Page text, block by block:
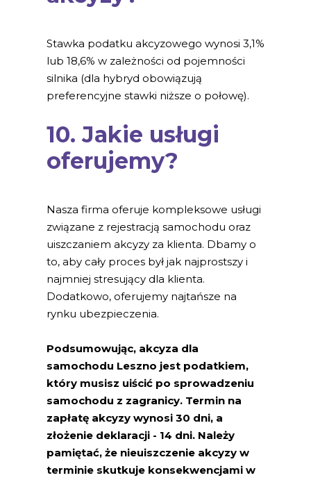
Stawka podatku akcyzowego wynosi 3,1%
lub 18,6% w zależności od pojemności
silnika (dla hybryd obowiązują
preferencyjne stawki niższe o połowę).
10. Jakie usługi
oferujemy?
Nasza firma oferuje kompleksowe usługi
związane z rejestracją samochodu oraz
uiszczaniem akcyzy za klienta. Dbamy o
to, aby cały proces był jak najprostszy i
najmniej stresujący dla klienta.
Dodatkowo, oferujemy najtańsze na
rynku ubezpieczenia.
Podsumowując, akcyza dla
samochodu Leszno jest podatkiem,
który musisz uiścić po sprowadzeniu
samochodu z zagranicy. Termin na
zapłatę akcyzy wynosi 30 dni, a
złożenie deklaracji - 14 dni. Należy
pamiętać, że nieuiszczenie akcyzy w
terminie skutkuje konsekwencjami w